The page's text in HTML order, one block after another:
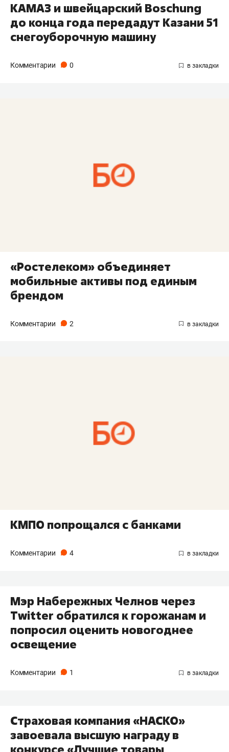
КАМАЗ и швейцарский Boschung
до конца года передадут Казани 51
снегоуборочную машину
Комментарии 0
«Ростелеком» объединяет
мобильные активы под единым
брендом
Комментарии 2
КМПО попрощался с банками
Комментарии 4
Мэр Набережных Челнов через
Twitter обратился к горожанам и
попросил оценить новогоднее
освещение
Комментарии 1
Страховая компания «НАСКО»
завоевала высшую награду в